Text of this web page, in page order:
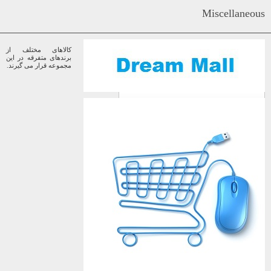
Miscellaneous
کالاهای مختلف از
برندهای متفرقه در این
مجموعه قرار می گیرند.